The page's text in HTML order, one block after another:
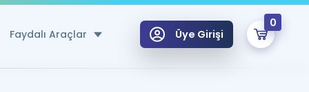
Faydalı Araçlar Üye Girişi
0